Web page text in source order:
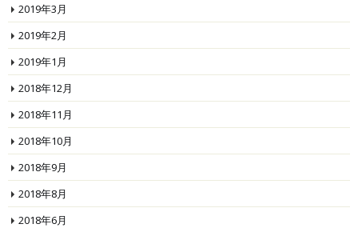
2019年3月
2019年2月
2019年1月
2018年12月
2018年11月
2018年10月
2018年9月
2018年8月
2018年6月